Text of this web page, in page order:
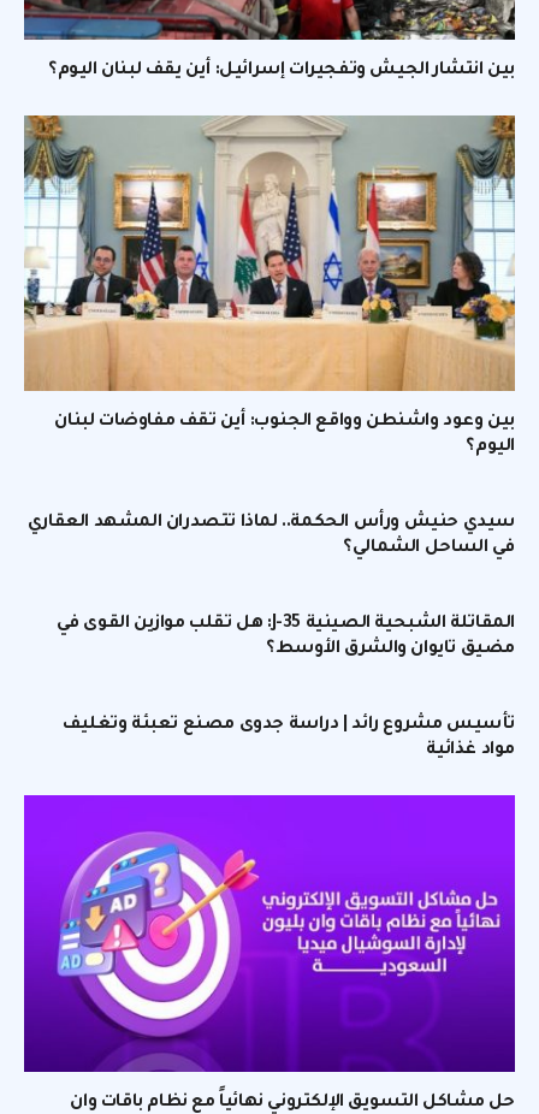
بين انتشار الجيش وتفجيرات إسرائيل: أين يقف لبنان اليوم؟
بين وعود واشنطن وواقع الجنوب: أين تقف مفاوضات لبنان
اليوم؟
سيدي حنيش ورأس الحكمة.. لماذا تتصدران المشهد العقاري
في الساحل الشمالي؟
المقاتلة الشبحية الصينية J-35: هل تقلب موازين القوى في
مضيق تايوان والشرق الأوسط؟
تأسيس مشروع رائد | دراسة جدوى مصنع تعبئة وتغليف
مواد غذائية
حل مشاكل التسويق الإلكتروني نهائياً مع نظام باقات وان